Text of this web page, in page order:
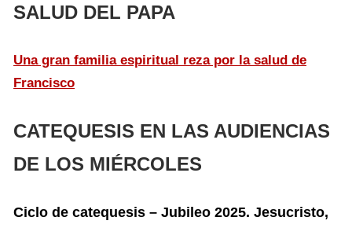
SALUD DEL PAPA
Una gran familia espiritual reza por la salud de
Francisco
CATEQUESIS EN LAS AUDIENCIAS
DE LOS MIÉRCOLES
Ciclo de catequesis – Jubileo 2025. Jesucristo,